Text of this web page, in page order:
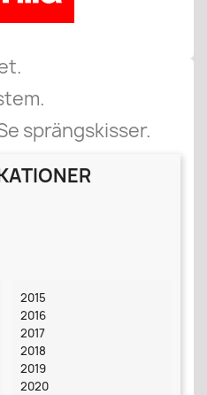
sprängskisser.
2015
2016
2017
2018
2019
2020